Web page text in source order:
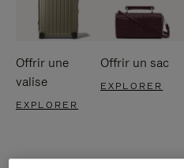
Offrir une
valise
EXPLORER
Offrir un sac
EXPLORER